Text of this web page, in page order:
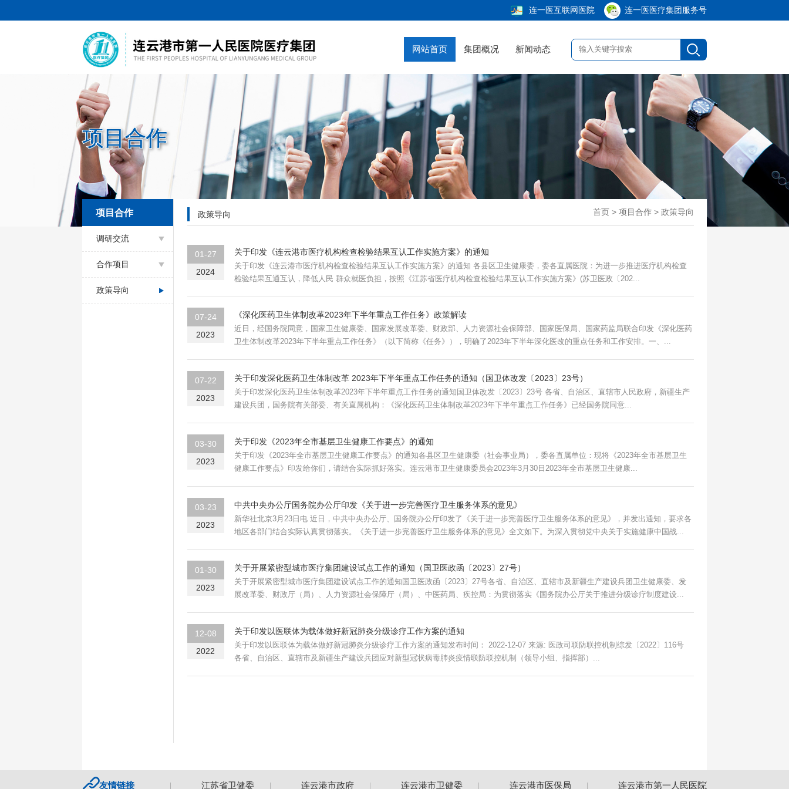
连一医互联网医院 连一医医疗集团服务号
网站首页 集团概况 新闻动态
项目合作
项目合作
调研交流
合作项目
政策导向
政策导向 首页> 项目合作 > 政策导向
01-27
2024
关于印发《连云港市医疗机构检查检验结果互认工作实施方案》的通知
关于印发《连云港市医疗机构检查检验结果互认工作实施方案》的通知 各县区卫生健康委，委各直属医院：为进一步推进医疗机构检查
检验结果互通互认，降低人民 群众就医负担，按照《江苏省医疗机构检查检验结果互认工作实施方案》(苏卫医政〔202...
07-24
2023
《深化医药卫生体制改革2023年下半年重点工作任务》政策解读
近日，经国务院同意，国家卫生健康委、国家发展改革委、财政部、人力资源社会保障部、国家医保局、国家药监局联合印发《深化医药
卫生体制改革2023年下半年重点工作任务》（以下简称《任务》），明确了2023年下半年深化医改的重点任务和工作安排。一、...
07-22
2023
关于印发深化医药卫生体制改革 2023年下半年重点工作任务的通知（国卫体改发〔2023〕23号）
关于印发深化医药卫生体制改革2023年下半年重点工作任务的通知国卫体改发〔2023〕23号 各省、自治区、直辖市人民政府，新疆生产
建设兵团，国务院有关部委、有关直属机构：《深化医药卫生体制改革2023年下半年重点工作任务》已经国务院同意...
03-30
2023
关于印发《2023年全市基层卫生健康工作要点》的通知
关于印发《2023年全市基层卫生健康工作要点》的通知各县区卫生健康委（社会事业局），委各直属单位：现将《2023年全市基层卫生
健康工作要点》印发给你们，请结合实际抓好落实。连云港市卫生健康委员会2023年3月30日2023年全市基层卫生健康...
03-23
2023
中共中央办公厅国务院办公厅印发《关于进一步完善医疗卫生服务体系的意见》
新华社北京3月23日电 近日，中共中央办公厅、国务院办公厅印发了《关于进一步完善医疗卫生服务体系的意见》，并发出通知，要求各
地区各部门结合实际认真贯彻落实。《关于进一步完善医疗卫生服务体系的意见》全文如下。为深入贯彻党中央关于实施健康中国战...
01-30
2023
关于开展紧密型城市医疗集团建设试点工作的通知（国卫医政函〔2023〕27号）
关于开展紧密型城市医疗集团建设试点工作的通知国卫医政函〔2023〕27号各省、自治区、直辖市及新疆生产建设兵团卫生健康委、发
展改革委、财政厅（局）、人力资源社会保障厅（局）、中医药局、疾控局：为贯彻落实《国务院办公厅关于推进分级诊疗制度建设...
12-08
2022
关于印发以医联体为载体做好新冠肺炎分级诊疗工作方案的通知
关于印发以医联体为载体做好新冠肺炎分级诊疗工作方案的通知发布时间： 2022-12-07 来源: 医政司联防联控机制综发〔2022〕116号
各省、自治区、直辖市及新疆生产建设兵团应对新型冠状病毒肺炎疫情联防联控机制（领导小组、指挥部）...
友情链接
国家卫健委 江苏省卫健委 连云港市政府 连云港市卫健委 连云港市医保局 连云港市第一人民医院互联网医院